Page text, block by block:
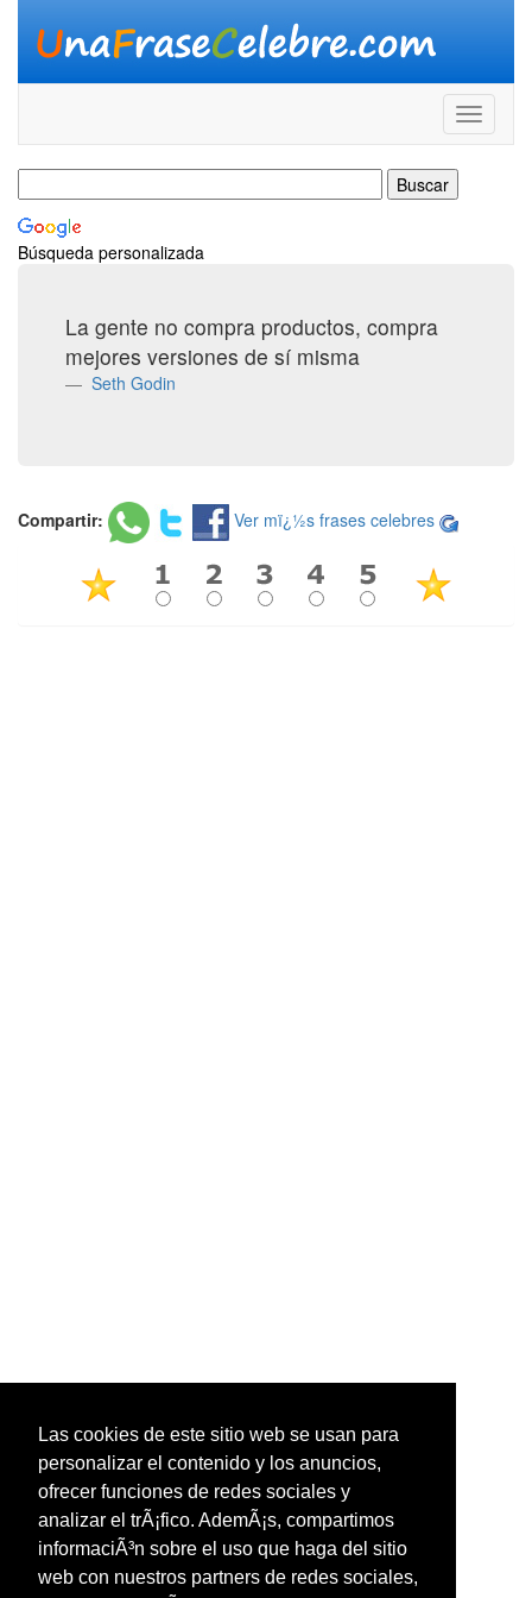
Las cookies de este sitio web se usan para
personalizar el contenido y los anuncios,
ofrecer funciones de redes sociales y
analizar el trÃ¡fico. AdemÃ¡s, compartimos
informaciÃ³n sobre el uso que haga del sitio
web con nuestros partners de redes sociales,
Búsqueda personalizada
La gente no compra productos, compra
mejores versiones de sí misma
Seth Godin
Compartir: Ver mï¿½s frases celebres